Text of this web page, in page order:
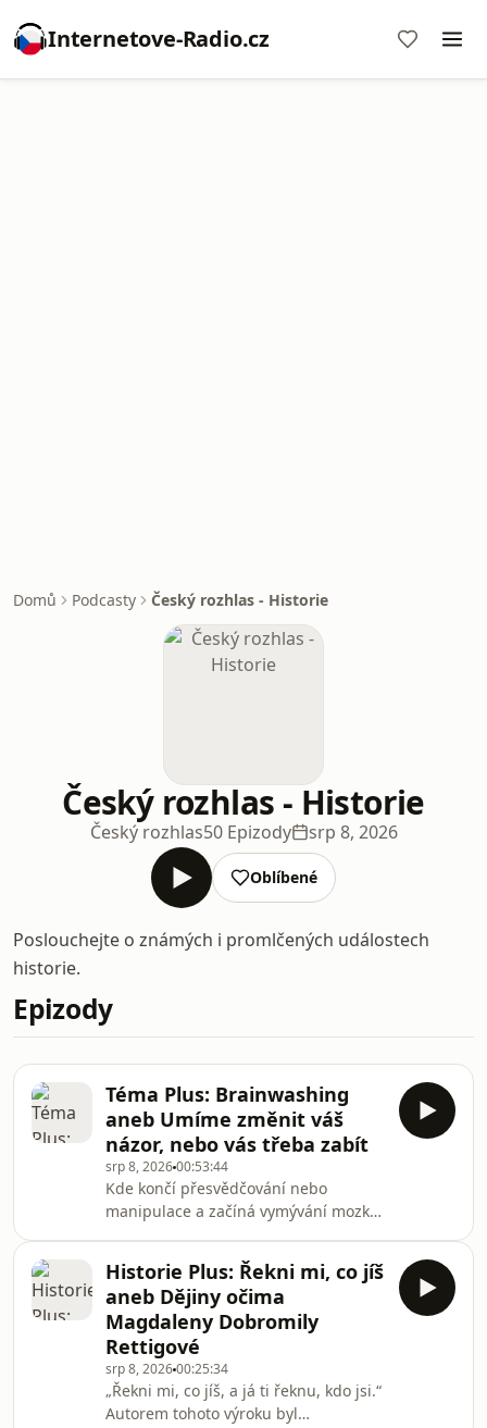
Internetove-Radio.cz
Domů Podcasty Český rozhlas - Historie
Český rozhlas - Historie
Český rozhlas50 Epizody srp 8, 2026
Oblíbené
Poslouchejte o známých i promlčených událostech
historie.
Epizody
Téma Plus: Brainwashing
aneb Umíme změnit váš
názor, nebo vás třeba zabít
srp 8, 202600:53:44
Kde končí přesvědčování nebo
manipulace a začíná vymývání mozku?
v minulosti, a dokážeme ho odhalit
dnes? O tom, že studená válka byla
eldorádem tajných služeb a jejich
metod často daleko za hranou
ústavnosti, demokratických pravidel i
elementární morálky, svědčí temný
případ úmrtí Franka Olsona,
bakteriologa pracujícího počátkem 50.
Historie Plus: Řekni mi, co jíš
aneb Dějiny očima
Magdaleny Dobromily
Rettigové
srp 8, 202600:25:34
„Řekni mi, co jíš, a já ti řeknu, kdo jsi.“
Autorem tohoto výroku byl